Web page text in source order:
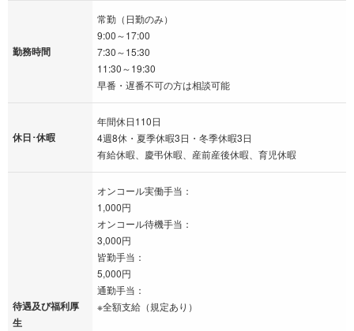
勤務時間
常勤（日勤のみ）
9:00～17:00
7:30～15:30
11:30～19:30
早番・遅番不可の方は相談可能
休日･休暇
年間休日110日
4週8休・夏季休暇3日・冬季休暇3日
有給休暇、慶弔休暇、産前産後休暇、育児休暇
待遇及び福利厚
生
オンコール実働手当：
1,000円
オンコール待機手当：
3,000円
皆勤手当：
5,000円
通勤手当：
※全額支給（規定あり）